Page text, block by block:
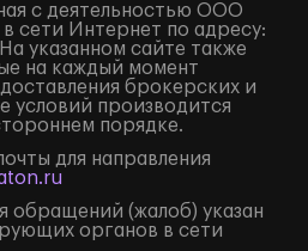
с деятельностью ООО
сети Интернет по адресу:
указанном сайте также
на каждый момент
брокерских и
условий производится
порядке.
для направления
обращений (жалоб) указан
органов в сети